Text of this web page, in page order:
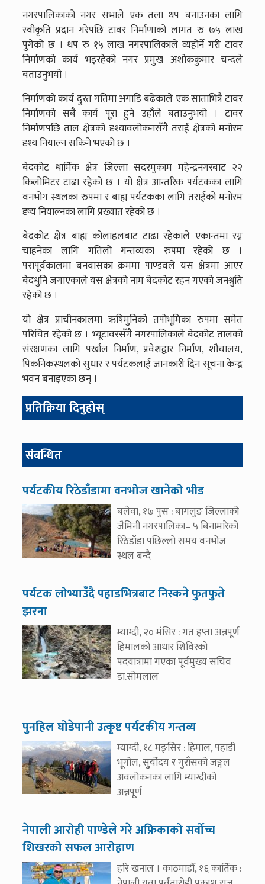
नगरपालिकाको नगर सभाले एक तला थप बनाउनका लागि
स्वीकृति प्रदान गरेपछि टावर निर्माणाको लागत रु ७५ लाख
पुगेको छ । थप रु १५ लाख नगरपालिकाले व्यहोर्ने गरी टावर
निर्माणको कार्य भइरहेको नगर प्रमुख अशोककुमार चन्दले
बताउनुभयो ।
निर्माणको कार्य दु्रत गतिमा अगाडि बढेकाले एक साताभित्रै टावर
निर्माणको सबै कार्य पूरा हुने उहाँले बताउनुभयो । टावर
निर्माणपछि ताल क्षेत्रको दृश्यावलोकनसँगै तराई क्षेत्रको मनोरम
दृश्य नियाल्न सकिने भएको छ ।
बेदकोट धार्मिक क्षेत्र जिल्ला सदरमुकाम महेन्द्रनगरबाट २२
किलोमिटर टाढा रहेको छ । यो क्षेत्र आन्तरिक पर्यटकका लागि
वनभोग स्थलका रुपमा र बाह्य पर्यटकका लागि तराईको मनोरम
दृष्य नियाल्नका लागि प्रख्यात रहेको छ ।
बेदकोट क्षेत्र बाह्य कोलाहलबाट टाढा रहेकाले एकान्तमा रम्न
चाहनेका लागि गतिलो गन्तव्यका रुपमा रहेको छ ।
परापूर्वकालमा बनवासका क्रममा पाण्डवले यस क्षेत्रमा आएर
बेदधुनि जगाएकाले यस क्षेत्रको नाम बेदकोट रहन गएको जनश्रुति
रहेको छ ।
यो क्षेत्र प्राचीनकालमा ऋषिमुनिको तपोभूमिका रुपमा समेत
परिचित रहेको छ । भ्यूटावरसँगै नगरपालिकाले बेदकोट तालको
संरक्षणका लागि पर्खाल निर्माण, प्रवेशद्वार निर्माण, शौचालय,
पिकनिकस्थलको सुधार र पर्यटकलाई जानकारी दिन सूचना केन्द्र
भवन बनाइएका छन् ।
प्रतिक्रिया दिनुहोस्
संबन्धित
पर्यटकीय रिठेडाँडामा वनभोज खानेको भीड
बलेवा, १७ पुस : बागलुङ जिल्लाको
जैमिनी नगरपालिका– ५ बिनामारेको
रिठेडाँडा पछिल्लो समय वनभोज
स्थल बन्दै
पर्यटक लोभ्याउँदै पहाडभित्रबाट निस्कने फुतफुते
झरना
म्याग्दी, २० मंसिर : गत हप्ता अन्नपूर्ण
हिमालको आधार शिविरको
पदयात्रामा गएका पूर्वमुख्य सचिव
डा.सोमलाल
पुनहिल घोडेपानी उत्कृष्ट पर्यटकीय गन्तव्य
म्याग्दी, १८ मङ्सिर : हिमाल, पहाडी
भूूगोल, सुुर्योदय र गुराँसको जङ्गल
अवलोकनका लागि म्याग्दीको
अन्नपूूर्ण
नेपाली आरोही पाण्डेले गरे अफ्रिकाको सर्वोच्च
शिखरको सफल आरोहाण
हरि खनाल । काठमाडौँ, १६ कार्तिक :